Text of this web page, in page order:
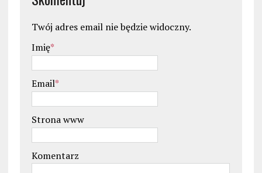
Twój adres email nie będzie widoczny.
Imię*
Email*
Strona www
Komentarz